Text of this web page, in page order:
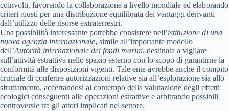
coinvolti, favorendo la collaborazione a livello mondiale ed elaborando
criteri giusti per una distribuzione equilibrata dei vantaggi derivanti
dall’utilizzo delle risorse extraterrestri.
Una possibilità interessante potrebbe consistere nell’istituzione di una
nuova agenzia internazionale, simile all’importante modello
dell’Autorità internazionale dei fondi marini, destinata a vigilare
sull’attività estrattiva nello spazio esterno con lo scopo di garantirne la
conformità alle disposizioni vigenti. Tale ente avrebbe anche il compito
cruciale di conferire autorizzazioni relative sia all’esplorazione sia allo
sfruttamento, accertandosi al contempo della valutazione degli effetti
ecologici conseguenti alle operazioni estrattive e arbitrando possibili
controversie tra gli attori implicati nel settore.